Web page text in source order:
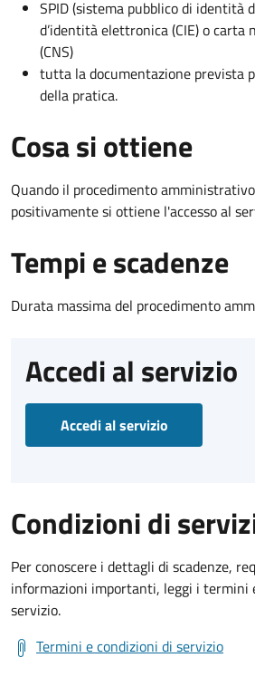
SPID (sistema pubblico di identità
d’identità elettronica (CIE) o carta
(CNS)
tutta la documentazione prevista
della pratica.
Cosa si ottiene
Quando il procedimento
positivamente si ottiene l'accesso al
Tempi e scadenze
Durata massima del procedimento
Accedi al servizio
Accedi al servizio
Condizioni di
Per conoscere i dettagli di scadenze,
informazioni importanti, leggi i termini
servizio.
Termini e condizioni di servizio